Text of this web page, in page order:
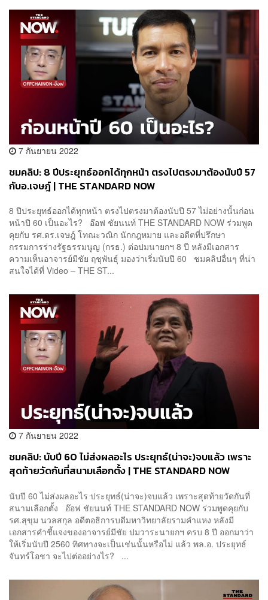
7 กันยายน 2022
ชมคลิป: 8 ปีประยุทธ์ออกได้ทุกหน้า ตรงไปตรงมาต้องนับปี 57
กับอ.เจษฎ์ | THE STANDARD NOW
8 ปีประยุทธ์ออกได้ทุกหน้า ตรงไปตรงมาต้องนับปี 57 ไม่อย่างนั้นก่อน
หน้าปี 60 เป็นอะไร? อ๊อฟ ชัยนนท์ THE STANDARD NOW ร่วมพูด
คุยกับ รศ.ดร.เจษฎ์ โทณะวณิก นักกฎหมาย และอดีตที่ปรึกษา
กรรมการร่างรัฐธรรมนูญ (กรธ.) ต่อปมนายกฯ 8 ปี หลังมีเอกสาร
ความเห็นอาจารย์มีชัย ฤชุพันธุ์ มองว่าเริ่มนับปี 60 ชมคลิปอื่นๆ ที่น่า
สนใจได้ที่ Video – THE ST...
7 กันยายน 2022
ชมคลิป: นับปี 60 ไม่ส่งผลอะไร ประยุทธ์(น่าจะ)จบแล้ว เพราะ
สุดท้ายวัดกันที่สนามเลือกตั้ง | THE STANDARD NOW
นับปี 60 ไม่ส่งผลอะไร ประยุทธ์(น่าจะ)จบแล้ว เพราะสุดท้ายวัดกันที่
สนามเลือกตั้ง อ๊อฟ ชัยนนท์ THE STANDARD NOW ร่วมพูดคุยกับ
รศ.สุขุม นวลสกุล อดีตอธิการบดีมหาวิทยาลัยรามคำแหง หลังมี
เอกสารคำชี้แจงของอาจารย์มีชัย ปมวาระนายกฯ ครบ 8 ปี ออกมาว่า
ให้เริ่มนับปี 2560 ทิศทางจะเป็นเช่นนั้นหรือไม่ แล้ว พล.อ. ประยุทธ์
จันทร์โอชา จะไปต่ออย่างไร? ...